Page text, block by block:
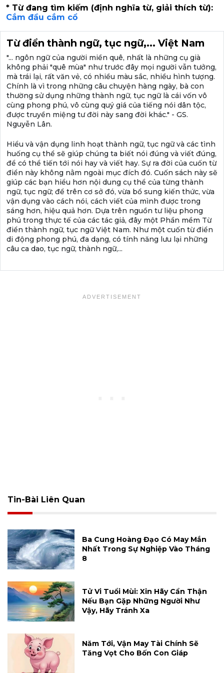
* Từ đang tìm kiếm (định nghĩa từ, giải thích từ):
Cắm đầu cắm cổ
Từ điển thành ngữ, tục ngữ,... Việt Nam
"... ngôn ngữ của người miền quê, nhất là những cụ già
không phải "quê mùa" như trước đây mọi người vẫn tưởng,
mà trái lại, rất văn vẻ, có nhiều màu sắc, nhiều hình tượng.
Chính là vì trong những câu chuyện hàng ngày, bà con
thường sử dụng những thành ngữ, tục ngữ là cái vốn vô
cùng phong phú, vô cùng quý giá của tiếng nói dân tộc,
được truyền miệng tư đời này sang đời khác." - GS.
Nguyễn Lân.
Hiểu và vận dụng linh hoạt thành ngữ, tục ngữ và các tình
huống cụ thể sẽ giúp chúng ta biết nói đúng và viết đúng,
để có thể tiến tới nói hay và viết hay. Sự ra đời của cuốn từ
điển này không nằm ngoài mục đích đó. Cuốn sách này sẽ
giúp các bạn hiểu hơn nội dung cụ thể của từng thành
ngữ, tục ngữ; để trên cơ sở đó, vừa bổ sung kiến thức, vừa
vận dụng vào cách nói, cách viết của mình được trong
sáng hơn, hiệu quả hơn. Dựa trên nguồn tư liệu phong
phú trong thực tế của các tác giả, đây một Phần mềm Từ
điển thành ngữ, tục ngữ Việt Nam. Như một cuốn từ điển
di động phong phú, đa dạng, có tính năng lưu lại những
câu ca dao, tục ngữ, thành ngữ,...
Tin-Bài Liên Quan
Ba Cung Hoàng Đạo Có May Mắn
Nhất Trong Sự Nghiệp Vào Tháng
8
Tử Vi Tuổi Mùi: Xin Hãy Cẩn Thận
Nếu Bạn Gặp Những Người Như
Vậy, Hãy Tránh Xa
Năm Tới, Vận May Tài Chính Sẽ
Tăng Vọt Cho Bốn Con Giáp